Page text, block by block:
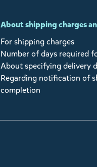
About shipping charges
For shipping charges
Number of days required
About specifying delivery
Regarding notification of
completion